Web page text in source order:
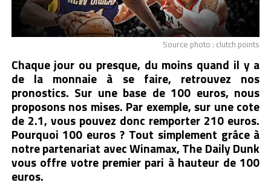
Source photo : clutch points
Chaque jour ou presque, du moins quand il y a
de la monnaie à se faire, retrouvez nos
pronostics. Sur une base de 100 euros, nous
proposons nos mises. Par exemple, sur une cote
de 2.1, vous pouvez donc remporter 210 euros.
Pourquoi 100 euros ? Tout simplement grâce à
notre partenariat avec Winamax, The Daily Dunk
vous offre votre premier pari à hauteur de 100
euros.